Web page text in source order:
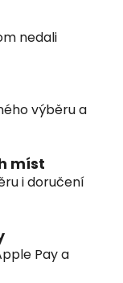
nedali
výběru a
míst
i doručení
Pay a